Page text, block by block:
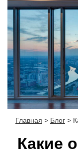
Главная > Блог >
Какие